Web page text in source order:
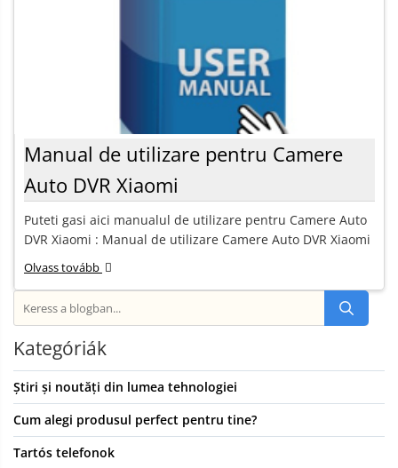
Manual de utilizare pentru Camere
Auto DVR Xiaomi
Puteti gasi aici manualul de utilizare pentru Camere Auto
DVR Xiaomi : Manual de utilizare Camere Auto DVR Xiaomi
Olvass tovább
Kategóriák
Știri și noutăți din lumea tehnologiei
Cum alegi produsul perfect pentru tine?
Tartós telefonok